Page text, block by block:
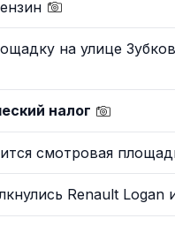
на улице
налог
смотровая
Renault Logan